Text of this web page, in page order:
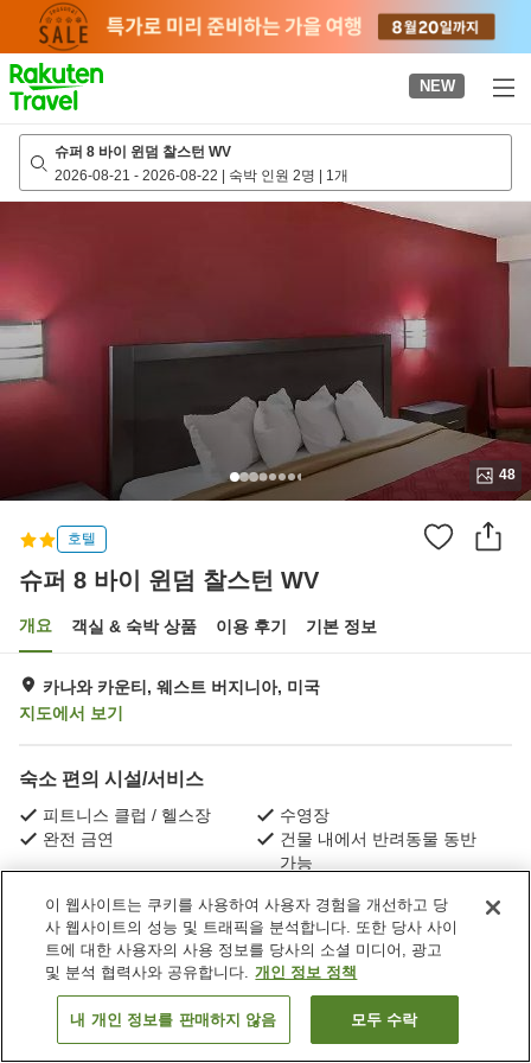
page
NEW
슈퍼 8 바이 윈덤 찰스턴 WV
2026-08-21 - 2026-08-22 | 숙박 인원 2명 | 1개
48
호텔
슈퍼 8 바이 윈덤 찰스턴 WV
개요 객실 & 숙박 상품 이용 후기 기본 정보
카나와 카운티, 웨스트 버지니아, 미국
지도에서 보기
숙소 편의 시설/서비스
피트니스 클럽 / 헬스장
수영장
완전 금연
건물 내에서 반려동물 동반
가능
미국 웨스트 버지니아
카나와 카운티
슈퍼 8 바이 윈덤 찰스턴 WV
객실 보기
이 웹사이트는 쿠키를 사용하여 사용자 경험을 개선하고 당
사 웹사이트의 성능 및 트래픽을 분석합니다. 또한 당사 사이
트에 대한 사용자의 사용 정보를 당사의 소셜 미디어, 광고
및 분석 협력사와 공유합니다. 개인 정보 정책
내 개인 정보를 판매하지 않음 모두 수락